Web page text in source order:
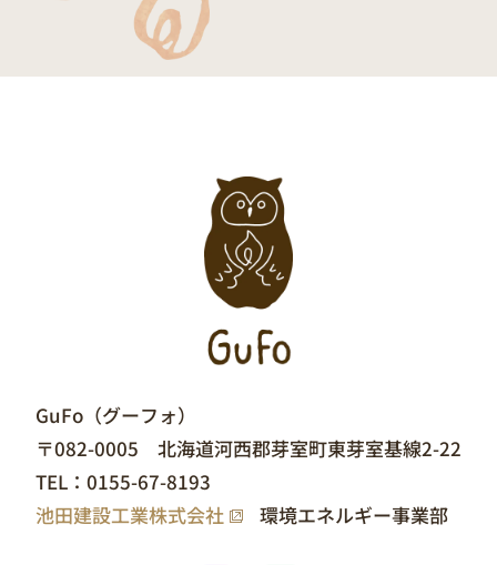
GuFo（グーフォ）
〒082-0005 北海道河西郡芽室町東芽室基線2-22
TEL： 0155-67-8193
池田建設工業株式会社
環境エネルギー事業部